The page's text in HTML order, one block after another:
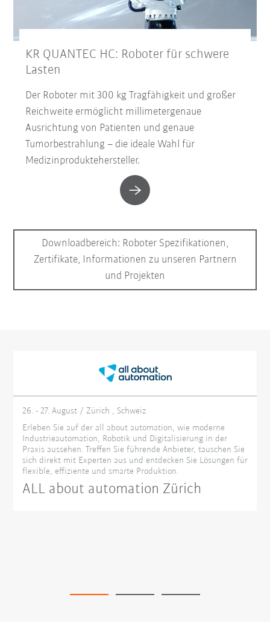
KR QUANTEC HC: Roboter für schwere
Lasten
Der Roboter mit 300 kg Tragfähigkeit und großer
Reichweite ermöglicht millimetergenaue
Ausrichtung von Patienten und genaue
Tumorbestrahlung – die ideale Wahl für
Medizinproduktehersteller.
Downloadbereich: Roboter Spezifikationen,
Zertifikate, Informationen zu unseren Partnern
und Projekten
26. - 27. August / Zürich , Schweiz
Erleben Sie auf der all about automation, wie moderne
Industrieautomation, Robotik und Digitalisierung in der
Praxis aussehen. Treffen Sie führende Anbieter, tauschen Sie
sich direkt mit Experten aus und entdecken Sie Lösungen für
flexible, effiziente und smarte Produktion.
ALL about automation Zürich